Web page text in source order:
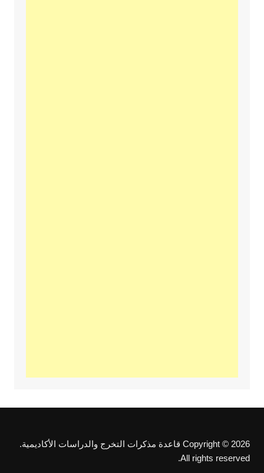
Copyright © 2026 قاعدة مذكرات التخرج والدراسات الأكاديمية.
All rights reserved.